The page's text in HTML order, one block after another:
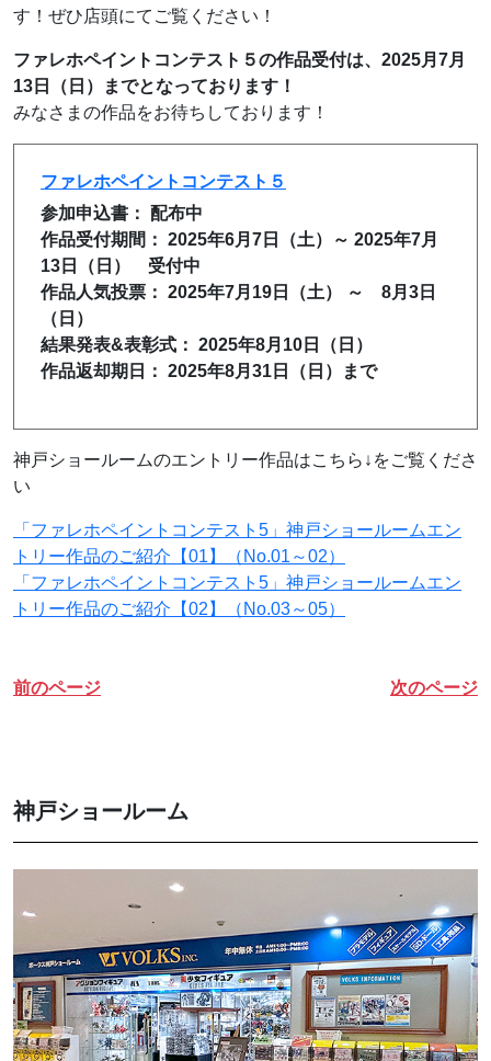
す！ぜひ店頭にてご覧ください！
ファレホペイントコンテスト５の作品受付は、 2025月7月
13日（日）
までとなっております！
みなさまの作品をお待ちしております！
ファレホペイントコンテスト５
参加申込書： 配布中
作品受付期間： 2025年6月7日（土）～ 2025年7月
13日（日） 受付中
作品人気投票： 2025年7月19日（土） ～ 8月3日
（日）
結果発表&表彰式： 2025年8月10日（日）
作品返却期日： 2025年8月31日（ 日）まで
神戸ショールームのエントリー作品はこちら↓をご覧くださ
い
「ファレホペイントコンテスト5」神戸ショールームエン
トリー作品のご紹介【01】（No.01～02）
「ファレホペイントコンテスト5」神戸ショールームエン
トリー作品のご紹介【02】（No.03～05）
前のページ 次のページ
神戸ショールーム